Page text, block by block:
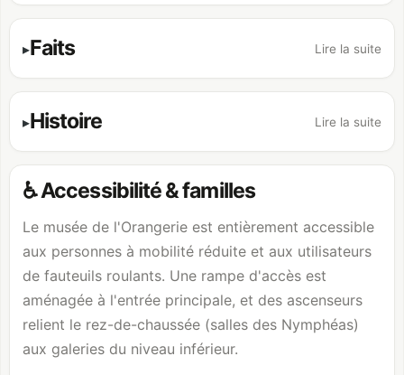
Faits Lire la suite
Histoire Lire la suite
♿ Accessibilité & familles
Le musée de l'Orangerie est entièrement accessible
aux personnes à mobilité réduite et aux utilisateurs
de fauteuils roulants. Une rampe d'accès est
aménagée à l'entrée principale, et des ascenseurs
relient le rez-de-chaussée (salles des Nymphéas)
aux galeries du niveau inférieur.